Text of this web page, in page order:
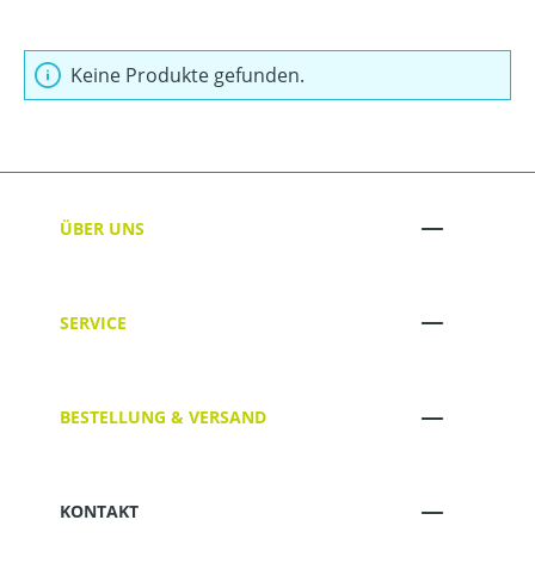
Keine Produkte gefunden.
ÜBER UNS
SERVICE
BESTELLUNG & VERSAND
KONTAKT